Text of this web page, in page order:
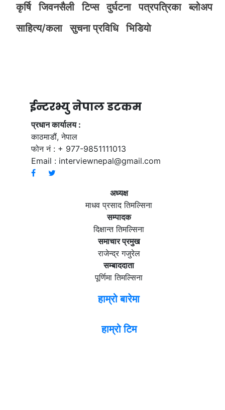
कृर्षि
जिवनसैली टिप्स दुर्घटना पत्रपत्रिका
ब्लोअप
साहित्य/कला
सुचना प्रविधि भिडियाे
ईन्टरभ्यु नेपाल डटकम
प्रधान कार्यालय :
काठमाडौं, नेपाल
फोन नं : + 977-9851111013
Email : interviewnepal@gmail.com
अध्यक्ष
माधव प्रसाद तिमल्सिना
सम्पादक
दिक्षान्त तिमल्सिना
समाचार प्रमुख
राजेन्द्र गजुरेल
सम्बाददाता
पूर्णिमा तिमल्सिना
हाम्रो बारेमा
हाम्रो टिम